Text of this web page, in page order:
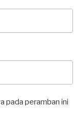
pada peramban ini